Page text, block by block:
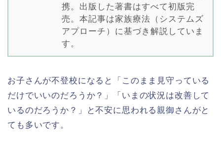
携。出版した著書はすべて初版完
売。本記事は家族療法（システムズ
アプローチ）に基づき解説していま
す。
お子さんが不登校になると「このまま見守っている
だけでいいのだろうか？」「いまの状況は改善して
いるのだろうか？」と不安に思われる親御さんがと
ても多いです。